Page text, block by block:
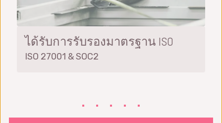
ได้รับการรับรองมาตรฐาน ISO
ISO 27001 & SOC2